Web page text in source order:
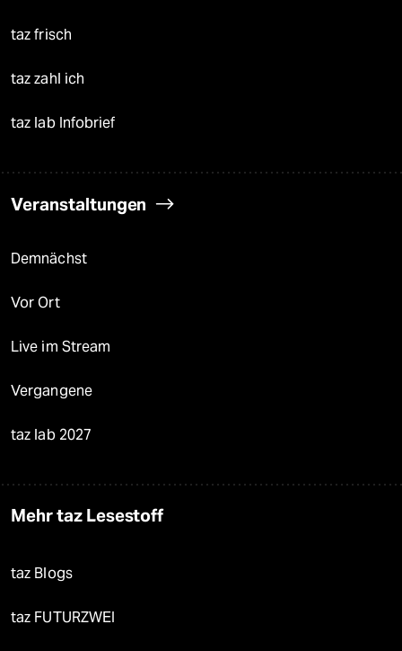
taz frisch
taz zahl ich
taz lab Infobrief
Veranstaltungen
Demnächst
Vor Ort
Live im Stream
Vergangene
taz lab 2027
Mehr taz Lesestoff
taz Blogs
taz FUTURZWEI